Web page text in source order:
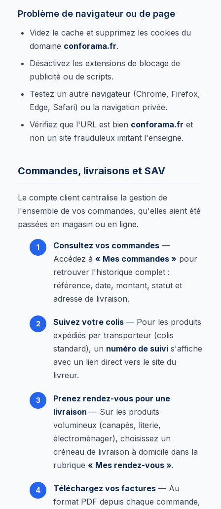
Problème de navigateur ou de page
Videz le cache et supprimez les cookies du
domaine conforama.fr.
Désactivez les extensions de blocage de
publicité ou de scripts.
Testez un autre navigateur (Chrome, Firefox,
Edge, Safari) ou la navigation privée.
Vérifiez que l'URL est bien conforama.fr et
non un site frauduleux imitant l'enseigne.
Commandes, livraisons et SAV
Le compte client centralise la gestion de
l'ensemble de vos commandes, qu'elles aient été
passées en magasin ou en ligne.
Consultez vos commandes —
Accédez à « Mes commandes » pour
retrouver l'historique complet :
référence, date, montant, statut et
adresse de livraison.
Suivez votre colis — Pour les produits
expédiés par transporteur (colis
standard), un numéro de suivi s'affiche
avec un lien direct vers le site du
livreur.
Prenez rendez-vous pour une
livraison — Sur les produits
volumineux (canapés, literie,
électroménager), choisissez un
créneau de livraison à domicile dans la
rubrique « Mes rendez-vous ».
Téléchargez vos factures — Au
format PDF depuis chaque commande,